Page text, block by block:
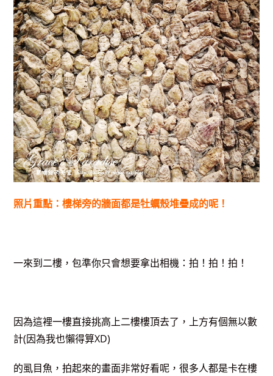
照片重點：樓梯旁的牆面都是牡蠣殼堆疊成的呢！
一來到二樓，包準你只會想要拿出相機：拍！拍！拍！
因為這裡一樓直接挑高上二樓樓頂去了，上方有個無以數
計(因為我也懶得算XD)
的虱目魚，拍起來的畫面非常好看呢，很多人都是卡在樓